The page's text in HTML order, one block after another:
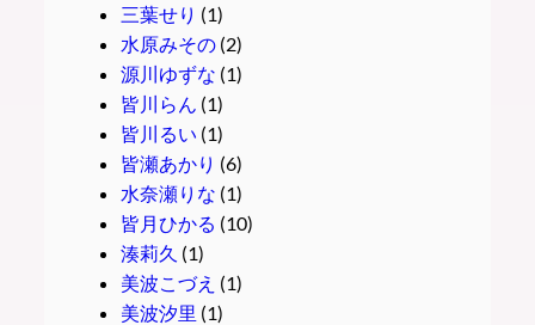
三葉せり (1)
水原みその(2)
源川ゆずな (1)
皆川らん (1)
皆川るい (1)
皆瀬あかり (6)
水奈瀬りな (1)
皆月ひかる (10)
湊莉久 (1)
美波こづえ (1)
美波汐里 (1)